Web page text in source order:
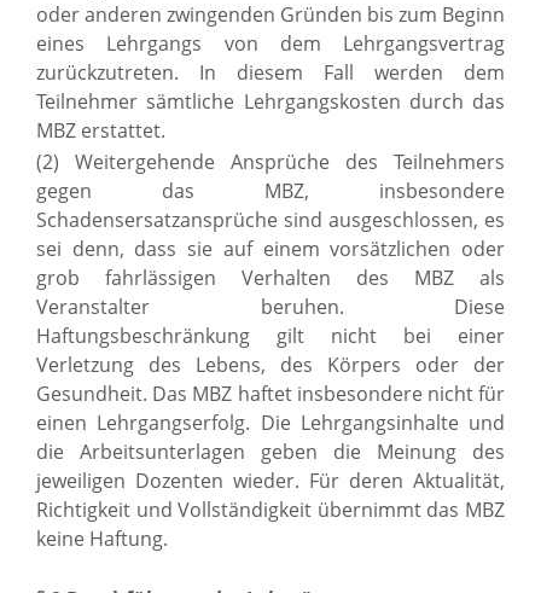
oder anderen zwingenden Gründen bis zum Beginn
eines Lehrgangs von dem Lehrgangsvertrag
zurückzutreten. In diesem Fall werden dem
Teilnehmer sämtliche Lehrgangskosten durch das
MBZ erstattet.
(2) Weitergehende Ansprüche des Teilnehmers
gegen das MBZ, insbesondere
Schadensersatzansprüche sind ausgeschlossen, es
sei denn, dass sie auf einem vorsätzlichen oder
grob fahrlässigen Verhalten des MBZ als
Veranstalter beruhen. Diese
Haftungsbeschränkung gilt nicht bei einer
Verletzung des Lebens, des Körpers oder der
Gesundheit. Das MBZ haftet insbesondere nicht für
einen Lehrgangserfolg. Die Lehrgangsinhalte und
die Arbeitsunterlagen geben die Meinung des
jeweiligen Dozenten wieder. Für deren Aktualität,
Richtigkeit und Vollständigkeit übernimmt das MBZ
keine Haftung.